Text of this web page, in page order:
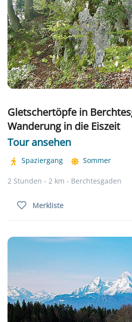
Gletschertöpfe in
Wanderung in die Eiszeit
Tour ansehen
Spaziergang Sommer
2 Stunden - 2 km - Berchtesgaden
Merkliste